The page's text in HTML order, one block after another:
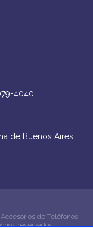
4040
de Buenos Aires
de Teléfonos
reservados.